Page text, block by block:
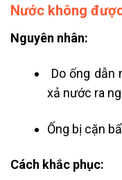
Nước không
Nguyên nhân:
Do ống dẫn
xả nước ra
Ống bị cặn
Cách khắc phục: